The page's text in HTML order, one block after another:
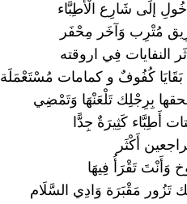
إلَى شَارِع الْأَطِبَّاء
مُتْرِب وَآخَر مِحْفَر
النفايات فِي اروقته
بَقَايَا كُفُوفٌ و كمامات مُسْتَعْمَلَة
بِرِجْلِك تَلْعَنْهَا وَتَمْضِي
أَطِبَّاء كَثِيرَةٌ جِدًّا
أَكْثَر
وَأَنْتَ تَقْرَأُ فِيهَا
تَزُور مَقْبَرَة وَادِي السَّلَام